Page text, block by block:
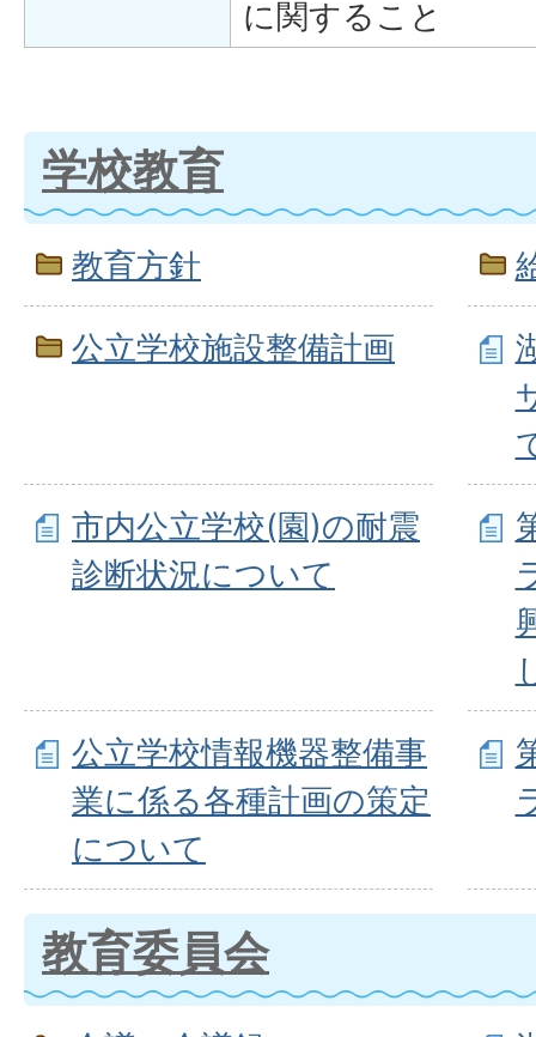
に関すること
学校教育
教育方針
公立学校施設整備計画
市内公立学校(園)の耐震
診断状況について
公立学校情報機器整備事
業に係る各種計画の策定
について
教育委員会